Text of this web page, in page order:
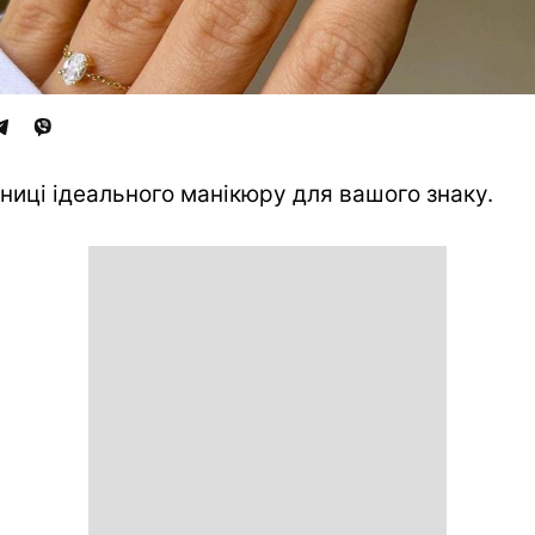
ідеального манікюру для вашого знаку.